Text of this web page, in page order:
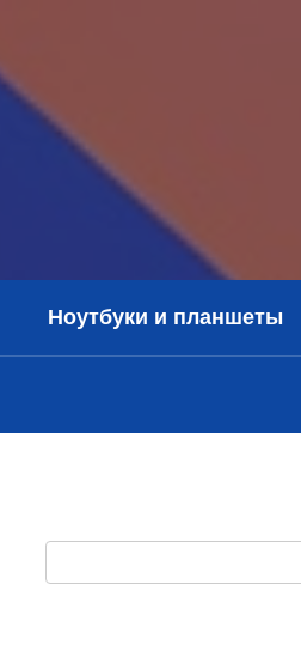
Ноутбуки и планшеты